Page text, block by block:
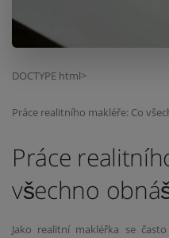
DOCTYPE html>
Práce realitního makléře: Co
Práce
všechno
Jako realitní makléřka se